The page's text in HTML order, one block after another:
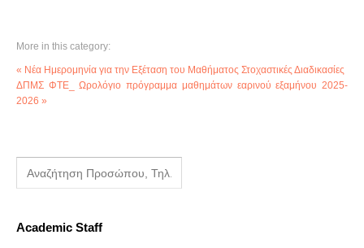
More in this category:
« Νέα Ημερομηνία για την Εξέταση του Μαθήματος Στοχαστικές Διαδικασίες
ΔΠΜΣ ΦΤΕ_ Ωρολόγιο πρόγραμμα μαθημάτων εαρινού εξαμήνου 2025-
2026 »
Academic Staff